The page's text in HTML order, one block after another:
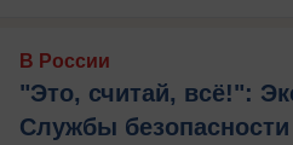
В России
"Это, считай, всё!":
Службы